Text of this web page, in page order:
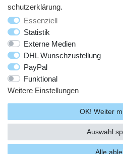
© Copyright 2025 webtotrade
schutz­erklärung.
Essenziell
Statistik
Externe Medien
DHL Wunschzustellung
PayPal
Funktional
Weitere Einstellungen
OK! Weiter
Alle
Auswahl